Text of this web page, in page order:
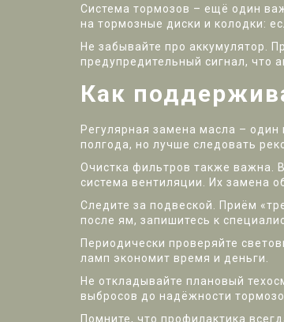
Система тормозов – ещё один
на тормозные диски и колодки:
Не забывайте про аккумулятор.
предупредительный сигнал, что
Как
Регулярная замена масла –
полгода, но лучше следовать
Очистка фильтров также важна.
система вентиляции. Их замена
Следите за подвеской. Приём
после ям, запишитесь к
Периодически проверяйте
ламп экономит время и деньги.
Не откладывайте плановый
выбросов до надёжности
Помните, что профилактика